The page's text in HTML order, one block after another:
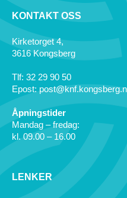
KONTAKT OSS
Kirketorget 4,
3616 Kongsberg
Tlf: 32 29 90 50
Epost:
Åpningstider
Mandag – fredag:
kl. 09.00 – 16.00
LENKER